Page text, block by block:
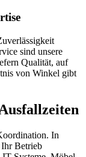
sind unsere
Qualität, auf
von Winkel gibt
In
Betrieb